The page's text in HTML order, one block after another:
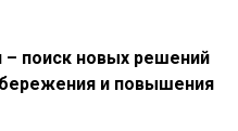
– поиск новых решений
и повышения